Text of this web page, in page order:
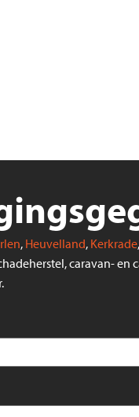
, Heuvelland, Kerkrade,
caravan- en